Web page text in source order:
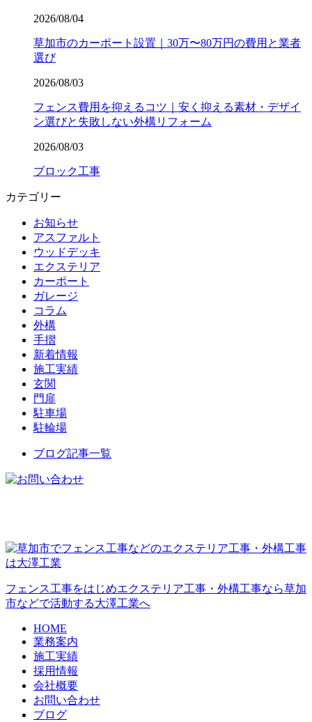
2026/08/04
草加市のカーポート設置｜30万〜80万円の費用と業者
選び
2026/08/03
フェンス費用を抑えるコツ｜安く抑える素材・デザイ
ン選びと失敗しない外構リフォーム
2026/08/03
ブロック工事
カテゴリー
お知らせ
アスファルト
ウッドデッキ
エクステリア
カーポート
ガレージ
コラム
外構
手摺
新着情報
施工実績
玄関
門扉
駐車場
駐輪場
ブログ記事一覧
フェンス工事をはじめエクステリア工事・外構工事なら草加
市などで活動する大澤工業へ
HOME
業務案内
施工実績
採用情報
会社概要
お問い合わせ
ブログ